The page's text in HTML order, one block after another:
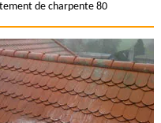
de charpente 80